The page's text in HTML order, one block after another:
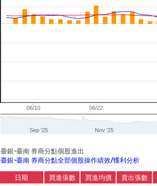
06/10 06/22
Sep '25 Nov '25
臺銀-臺南 券商分點個股進出
臺銀-臺南 券商分點全部個股操作績效/獲利分析
日期 買進張數 買進均價 賣出張數